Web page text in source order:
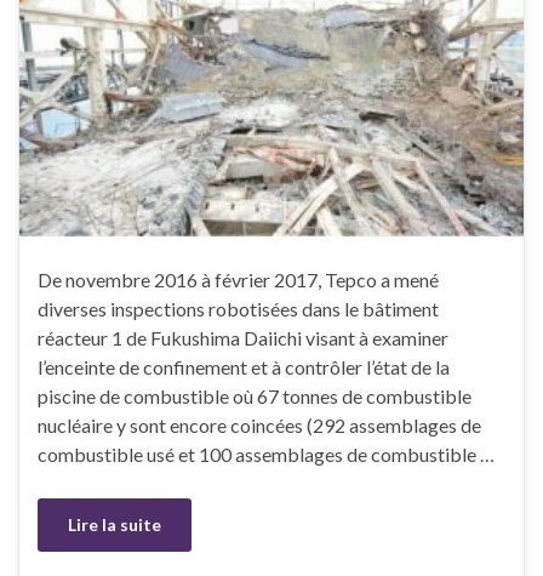
De novembre 2016 à février 2017, Tepco a mené
diverses inspections robotisées dans le bâtiment
réacteur 1 de Fukushima Daiichi visant à examiner
l’enceinte de confinement et à contrôler l’état de la
piscine de combustible où 67 tonnes de combustible
nucléaire y sont encore coincées (292 assemblages de
combustible usé et 100 assemblages de combustible …
Lire la suite